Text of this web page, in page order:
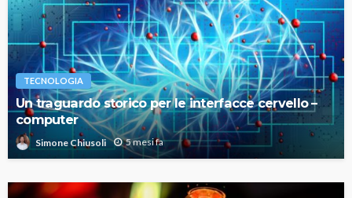
TECNOLOGIA
Un traguardo storico per le interfacce cervello –
computer
Simone Chiusoli 5 mesi fa